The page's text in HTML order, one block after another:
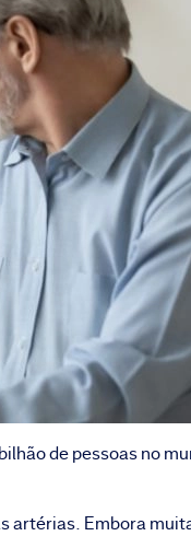
de pessoas no
artérias. Embora